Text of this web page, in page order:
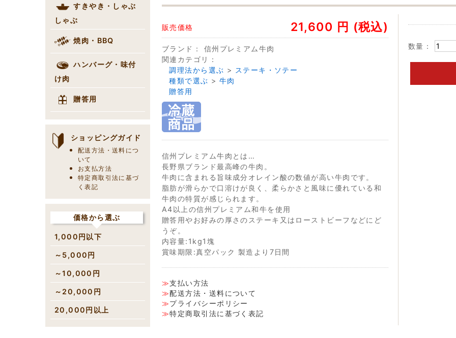
すきやき・しゃぶ
しゃぶ
焼肉・BBQ
ハンバーグ・味付
け肉
贈答用
ショッピングガイド
配送方法・送料につ
いて
お支払方法
特定商取引法に基づ
く表記
価格から選ぶ
1,000円以下
～5,000円
～10,000円
～20,000円
20,000円以上
販売価格 21,600 円 (税込)
ブランド：
信州プレミアム牛肉
関連カテゴリ：
調理法から選ぶ > ステーキ・ソテー
種類で選ぶ > 牛肉
贈答用
信州プレミアム牛肉とは…
長野県ブランド最高峰の牛肉。
牛肉に含まれる旨味成分オレイン酸の数値が高い牛肉です。
脂肪が滑らかで口溶けが良く、柔らかさと風味に優れている和
牛肉の特質が感じられます。
A4以上の信州プレミアム和牛を使用
贈答用やお好みの厚さのステーキ又はローストビーフなどにど
うぞ。
内容量:1kg1塊
賞味期限:真空パック 製造より7日間
支払い方法
配送方法・送料について
プライバシーポリシー
特定商取引法に基づく表記
数量：